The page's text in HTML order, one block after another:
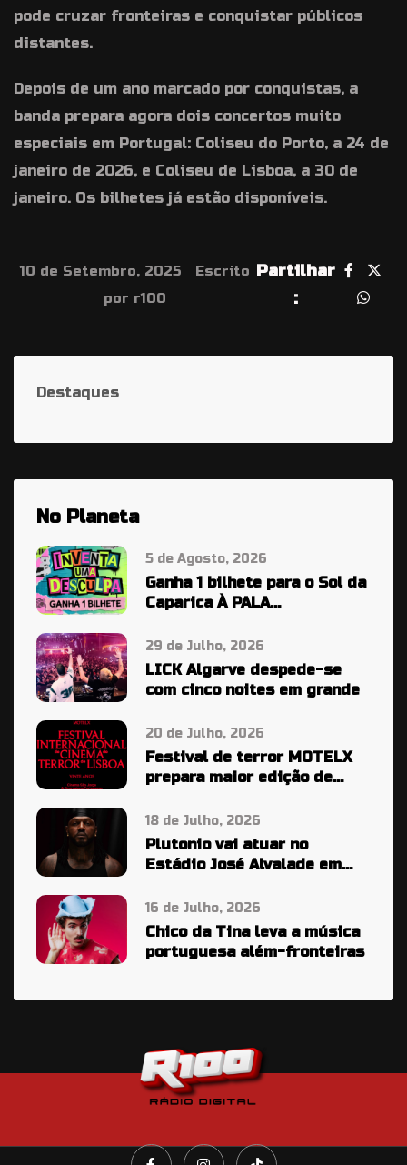
pode cruzar fronteiras e conquistar públicos
distantes.
Depois de um ano marcado por conquistas, a
banda prepara agora dois concertos muito
especiais em Portugal: Coliseu do Porto, a 24 de
janeiro de 2026, e Coliseu de Lisboa, a 30 de
janeiro. Os bilhetes já estão disponíveis.
10 de Setembro, 2025
Escrito
por r100
Partilhar
:
Destaques
No Planeta
5 de Agosto, 2026
Ganha 1 bilhete para o Sol da
Caparica À PALA…
29 de Julho, 2026
LICK Algarve despede-se
com cinco noites em grande
20 de Julho, 2026
Festival de terror MOTELX
prepara maior edição de
18 de Julho, 2026
Plutonio vai atuar no
Estádio José Alvalade em
16 de Julho, 2026
Chico da Tina leva a música
portuguesa além-fronteiras